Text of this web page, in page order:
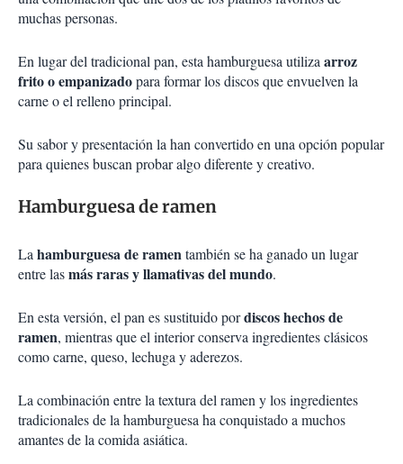
muchas personas.
En lugar del tradicional pan, esta hamburguesa utilizaarroz
frito o empanizadopara formar los discos que envuelven la
carne o el relleno principal.
Su sabor y presentación la han convertido en una opción popular
para quienes buscan probar algo diferente y creativo.
Hamburguesa de ramen
Lahamburguesa de ramentambién se ha ganado un lugar
entre lasmás raras y llamativas del mundo.
En esta versión, el pan es sustituido pordiscos hechos de
ramen, mientras que el interior conserva ingredientes clásicos
como carne, queso, lechuga y aderezos.
La combinación entre la textura del ramen y los ingredientes
tradicionales de la hamburguesa ha conquistado a muchos
amantes de la comida asiática.